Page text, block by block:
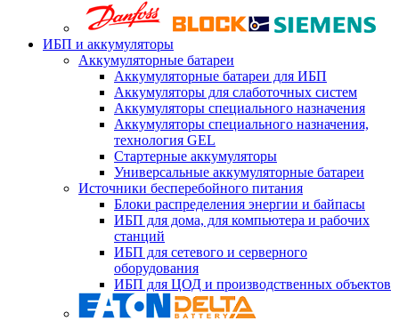
ИБП и аккумуляторы
Аккумуляторные батареи
Аккумуляторные батареи для ИБП
Аккумуляторы для слаботочных систем
Аккумуляторы специального назначения
Аккумуляторы специального назначения,
технология GEL
Стартерные аккумуляторы
Универсальные аккумуляторные батареи
Источники бесперебойного питания
Блоки распределения энергии и байпасы
ИБП для дома, для компьютера и рабочих
станций
ИБП для сетевого и серверного
оборудования
ИБП для ЦОД и производственных объектов